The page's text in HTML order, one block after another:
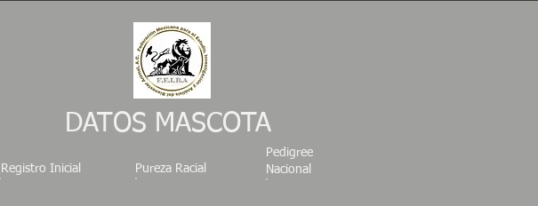
DATOS MASCOTA
Registro Inicial Pureza Racial
Pedigree
Nacional